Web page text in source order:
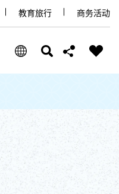
教育旅行 商务活动
Facebook
X (Twitter)